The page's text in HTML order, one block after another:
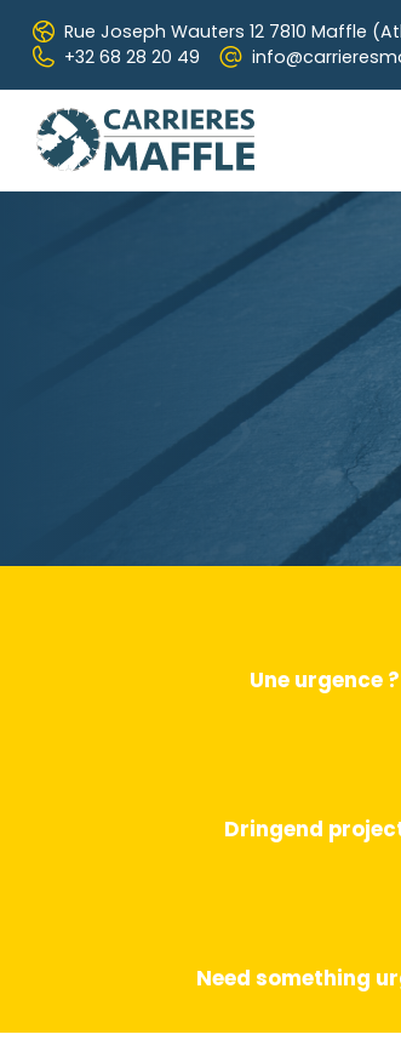
Skip to main content
Rue Joseph Wauters 12 7810 Maffle
+32 68 28 20 49
Une urgence
Dringend
Need something